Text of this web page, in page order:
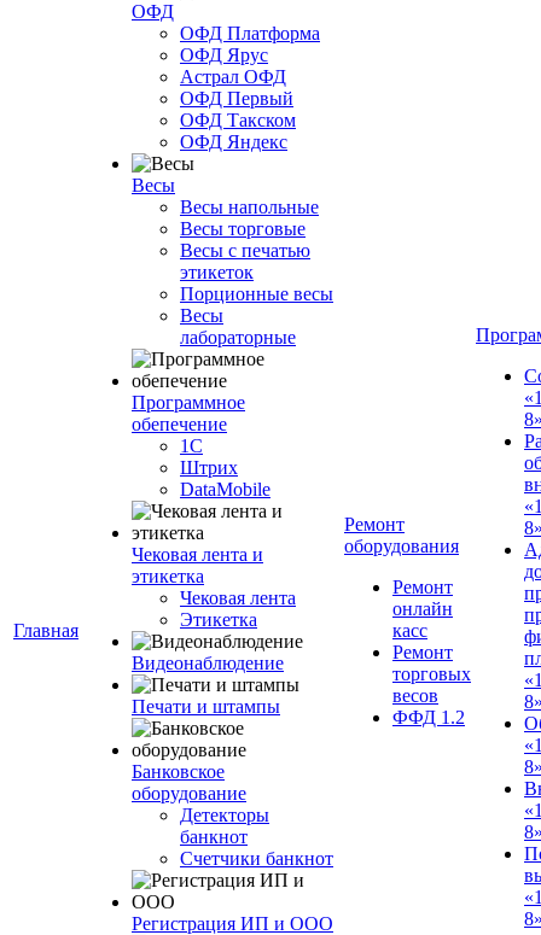
Главная
ОФД
ОФД Платформа
ОФД Ярус
Астрал ОФД
ОФД Первый
ОФД Такском
ОФД Яндекс
Весы
Весы напольные
Весы торговые
Весы с печатью
этикеток
Порционные весы
Весы
лабораторные
Программное
обепечение
1С
Штрих
DataMobile
Чековая лента и
этикетка
Чековая лента
Этикетка
Видеонаблюдение
Печати и штампы
Банковское
оборудование
Детекторы
банкнот
Счетчики банкнот
Регистрация ИП и ООО
Ремонт
оборудования
Ремонт
онлайн
касс
Ремонт
торговых
весов
ФФД 1.2